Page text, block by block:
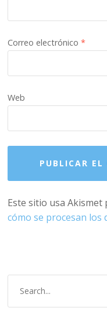
Correo electrónico*
Web
Este sitio usa
cómo se procesan los